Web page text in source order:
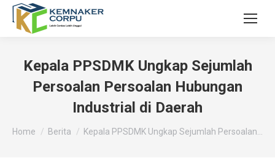
Kepala PPSDMK Ungkap Sejumlah
Persoalan Persoalan Hubungan
Industrial di Daerah
You are here:
Home Berita Kepala PPSDMK Ungkap Sejumlah Persoalan…